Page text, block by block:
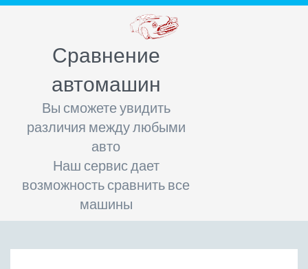
Сравнение
автомашин
Вы сможете увидить
различия между любыми
авто
Наш сервис дает
возможность сравнить все
машины